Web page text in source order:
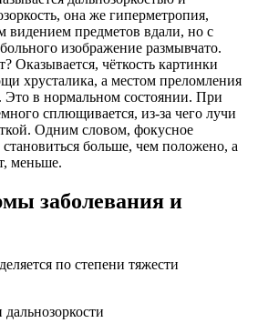
она же гиперметропия,
видением предметов вдали, но с
изображение размывчато.
Оказывается, чёткость картинки
хрусталика, а местом преломления
Это в нормальном состоянии. При
сплющивается, из-за чего лучи
Одним словом, фокусное
становиться больше, чем положено, а
меньше.
заболевания и
по степени тяжести